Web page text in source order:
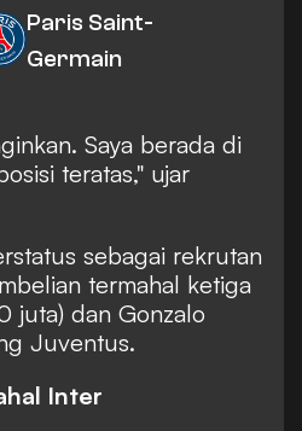
Paris Saint-
Germain
Saya berada di
teratas," ujar
sebagai rekrutan
termahal ketiga
juta) dan Gonzalo
Juventus.
Inter